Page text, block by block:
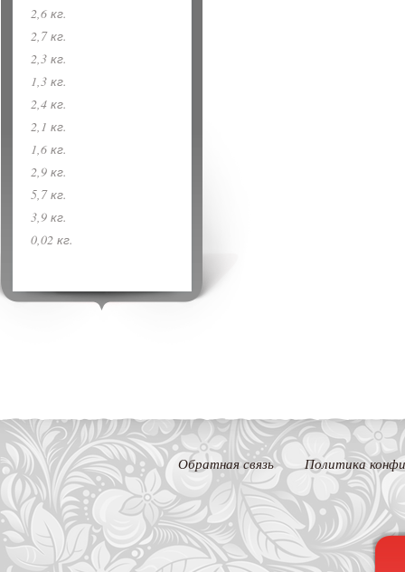
2,6 кг.
2,7 кг.
2,3 кг.
1,3 кг.
2,4 кг.
2,1 кг.
1,6 кг.
2,9 кг.
5,7 кг.
3,9 кг.
0,02 кг.
Обратная связь Политика